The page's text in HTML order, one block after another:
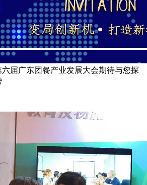
六届广东团餐产业发展大会期待与您探